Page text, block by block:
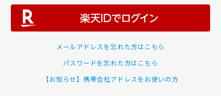
メールアドレスを忘れた方はこちら
パスワードを忘れた方はこちら
【お知らせ】携帯会社アドレスをお使いの方